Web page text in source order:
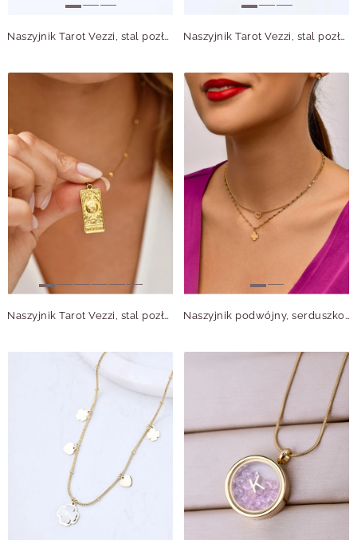
Naszyjnik Tarot Vezzi, stal pozłacana, S310631Z00 Naszyjnik Tarot Vezzi, stal pozłacana, S310632Z00
Naszyjnik Tarot Vezzi, stal pozłacana, S310630Z00 Naszyjnik podwójny, serduszko, koniczynka, złoty S304788Z00